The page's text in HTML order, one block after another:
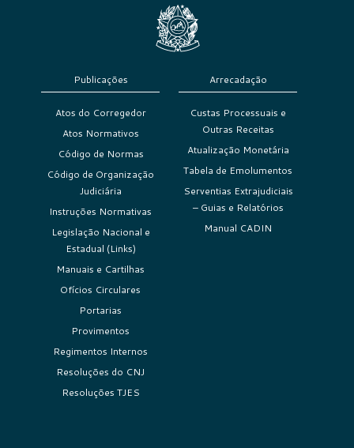
Publicações
Atos do Corregedor
Atos Normativos
Código de Normas
Código de Organização
Judiciária
Instruções Normativas
Legislação Nacional e
Estadual (Links)
Manuais e Cartilhas
Ofícios Circulares
Portarias
Provimentos
Regimentos Internos
Resoluções do CNJ
Resoluções TJES
Arrecadação
Custas Processuais e
Outras Receitas
Atualização Monetária
Tabela de Emolumentos
Serventias Extrajudiciais
– Guias e Relatórios
Manual CADIN